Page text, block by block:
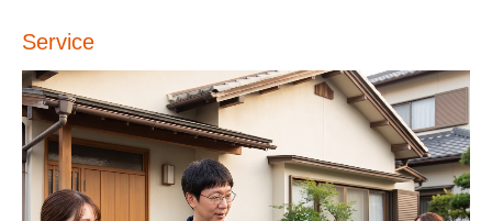
Service